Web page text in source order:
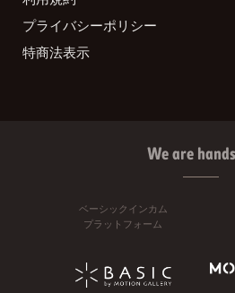
プライバシーポリシー
特商法表示
We are
ベーシックインカム
プラットフォーム